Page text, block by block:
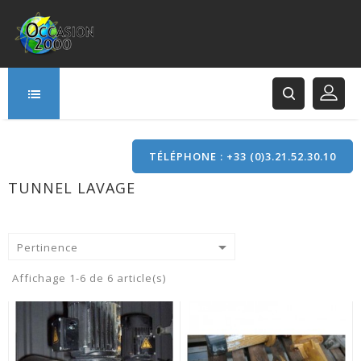
TÉLÉPHONE : +33 (0)3.21.52.30.10
TUNNEL LAVAGE
Pertinence 
Affichage 1-6 de 6 article(s)